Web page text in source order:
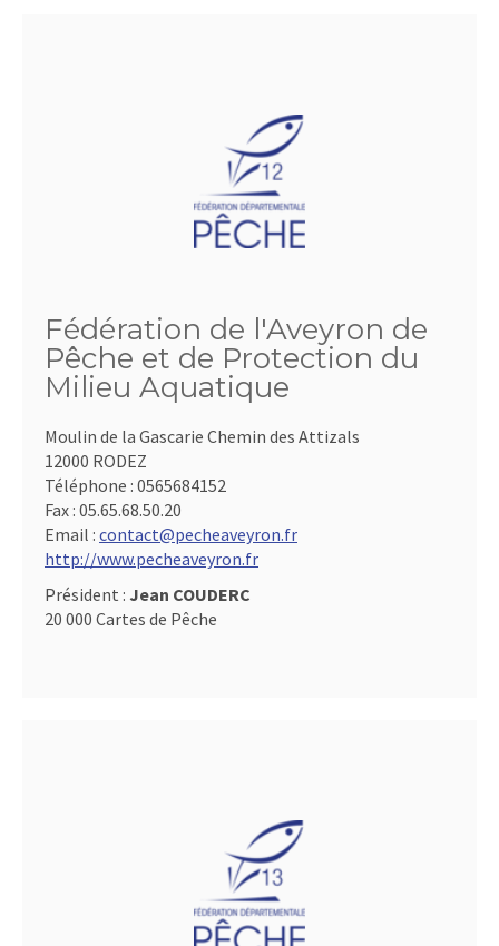
Fédération de l'Aveyron de
Pêche et de Protection du
Milieu Aquatique
Moulin de la Gascarie Chemin des Attizals
12000 RODEZ
Téléphone : 0565684152
Fax : 05.65.68.50.20
Email : contact@pecheaveyron.fr
http://www.pecheaveyron.fr
Président : Jean COUDERC
20 000 Cartes de Pêche